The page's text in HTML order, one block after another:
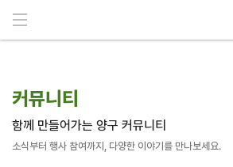
커뮤니티
함께 만들어가는 양구 커뮤니티
소식부터 행사 참여까지, 다양한 이야기를 만나보세요.